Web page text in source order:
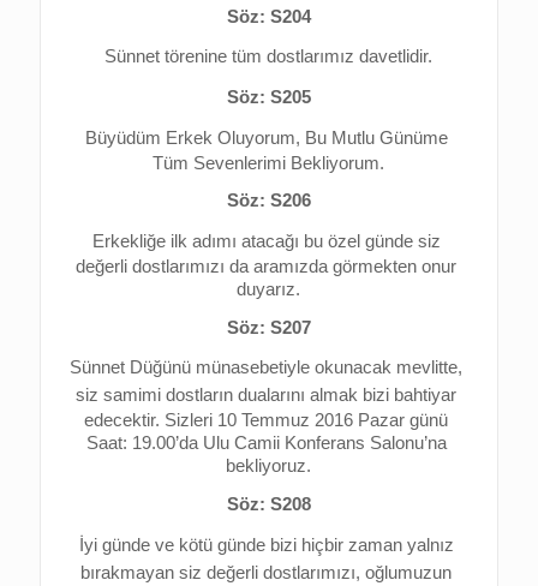
Söz: S204
Sünnet törenine tüm dostlarımız davetlidir.
Söz: S205
Büyüdüm Erkek Oluyorum, Bu Mutlu Günüme
Tüm Sevenlerimi Bekliyorum.
Söz: S206
Erkekliğe ilk adımı atacağı bu özel günde siz
değerli dostlarımızı da aramızda görmekten onur
duyarız.
Söz: S207
Sünnet Düğünü münasebetiyle okunacak mevlitte,
siz samimi dostların dualarını almak bizi bahtiyar
edecektir. Sizleri 10 Temmuz 2016 Pazar günü
Saat: 19.00’da Ulu Camii Konferans Salonu’na
bekliyoruz.
Söz: S208
İyi günde ve kötü günde bizi hiçbir zaman yalnız
bırakmayan siz değerli dostlarımızı, oğlumuzun